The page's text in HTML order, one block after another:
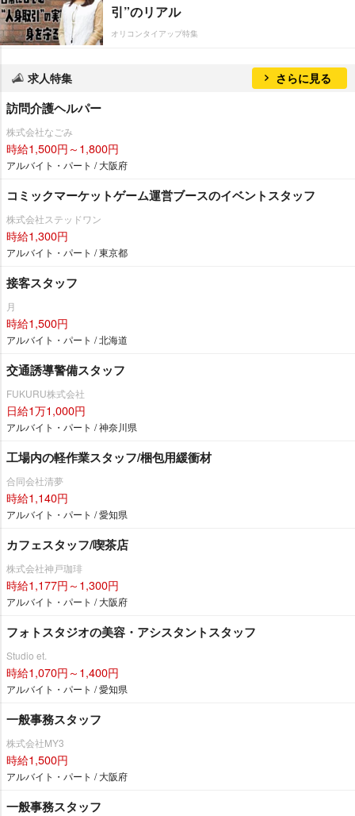
引”のリアル
オリコンタイアップ特集
求人特集 さらに見る
訪問介護ヘルパー
株式会社なごみ
時給1,500円～1,800円
アルバイト・パート / 大阪府
コミックマーケットゲーム運営ブースのイベントスタッフ
株式会社ステッドワン
時給1,300円
アルバイト・パート / 東京都
接客スタッフ
月
時給1,500円
アルバイト・パート / 北海道
交通誘導警備スタッフ
FUKURU株式会社
日給1万1,000円
アルバイト・パート / 神奈川県
工場内の軽作業スタッフ/梱包用緩衝材
合同会社清夢
時給1,140円
アルバイト・パート / 愛知県
カフェスタッフ/喫茶店
株式会社神戸珈琲
時給1,177円～1,300円
アルバイト・パート / 大阪府
フォトスタジオの美容・アシスタントスタッフ
Studio et.
時給1,070円～1,400円
アルバイト・パート / 愛知県
一般事務スタッフ
株式会社MY3
時給1,500円
アルバイト・パート / 大阪府
一般事務スタッフ